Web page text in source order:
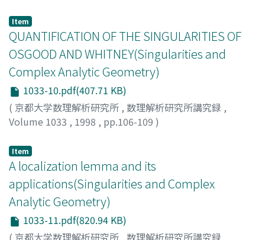
Item
QUANTIFICATION OF THE SINGULARITIES OF
OSGOOD AND WHITNEY(Singularities and
Complex Analytic Geometry)
1033-10.pdf(407.71 KB)
( 京都大学数理解析研究所 , 数理解析研究所講究録 ,
Volume 1033 , 1998 , pp.106-109 )
Item
A localization lemma and its
applications(Singularities and Complex
Analytic Geometry)
1033-11.pdf(820.94 KB)
( 京都大学数理解析研究所 , 数理解析研究所講究録 ,